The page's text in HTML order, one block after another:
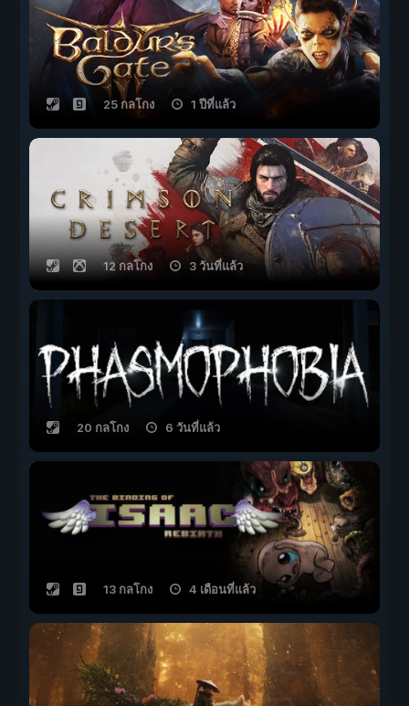
25 กลโกง 1 ปีที่แล้ว
12 กลโกง 3 วันที่แล้ว
20 กลโกง 6 วันที่แล้ว
13 กลโกง 4 เดือนที่แล้ว